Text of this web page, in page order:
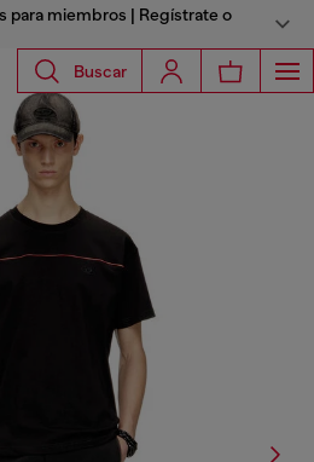
para miembros | Regístrate o
Buscar